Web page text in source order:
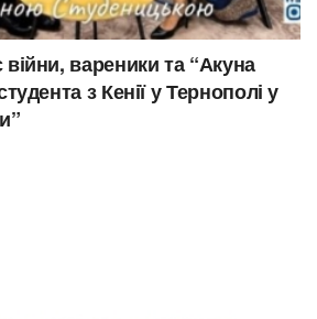
вареники та “Акуна
з Кенії у Тернополі у